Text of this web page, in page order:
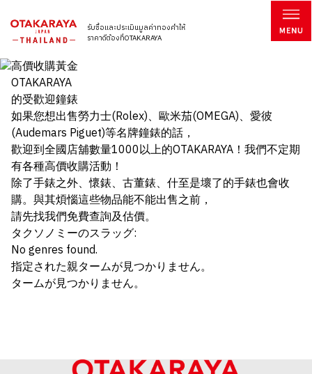
รับซื้อและประเมินมูลค่าทองคำให้
ราคาดีต้องที่OTAKARAYA
OTAKARAYA
的受歡迎鐘錶
如果您想出售勞力士(Rolex)、歐米茄(OMEGA)、愛彼
(Audemars Piguet)等名牌鐘錶的話，
歡迎到全國店舖數量1000以上的OTAKARAYA！我們不定期
有各種高價收購活動！
除了手錶之外、懷錶、古董錶、什至是壞了的手錶也會收
購。與其煩惱這些物品能不能出售之前，
請先找我們免費查詢及估價。
タクソノミーのスラッグ:
No genres found.
指定された親タームが見つかりません。
タームが見つかりません。